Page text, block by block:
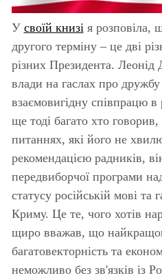
У своїй книзі я розповіла,
другого терміну – це дві
різних Президента.
влади на гаслах про дружбу
взаємовигідну співпрацю
ще тоді багато хто
питаннях, які його не
рекомендацією радників,
передвиборчої програми
статусу російській мові та
Криму. Це те, чого хотів
щиро вважав, що
багатовекторність та
неможливо без зв'язків із